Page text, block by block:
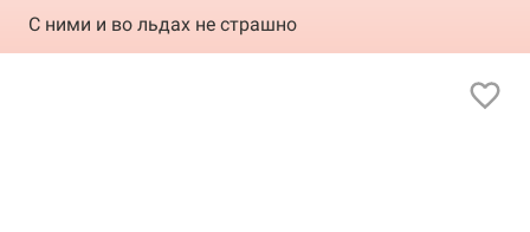
С ними и во льдах не страшно